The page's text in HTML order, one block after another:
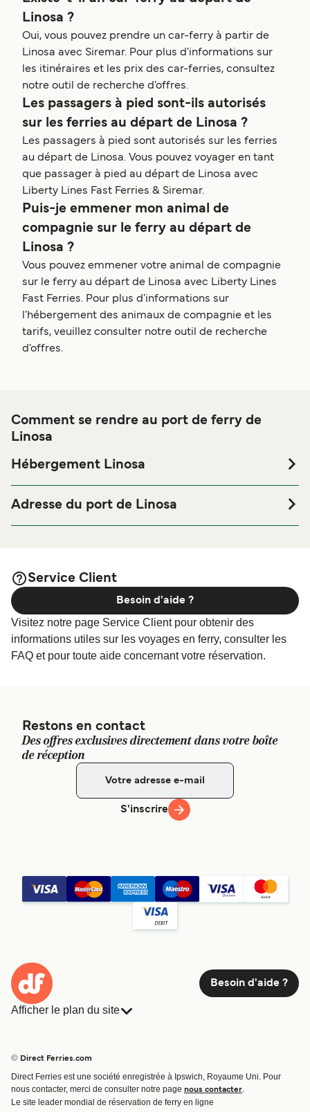
Linosa ?
Oui, vous pouvez prendre un car-ferry à partir de
Linosa avec Siremar. Pour plus d'informations sur
les itinéraires et les prix des car-ferries, consultez
notre outil de recherche d'offres.
Les passagers à pied sont-ils autorisés
sur les ferries au départ de Linosa ?
Les passagers à pied sont autorisés sur les ferries
au départ de Linosa. Vous pouvez voyager en tant
que passager à pied au départ de Linosa avec
Liberty Lines Fast Ferries & Siremar.
Puis-je emmener mon animal de
compagnie sur le ferry au départ de
Linosa ?
Vous pouvez emmener votre animal de compagnie
sur le ferry au départ de Linosa avec Liberty Lines
Fast Ferries. Pour plus d'informations sur
l'hébergement des animaux de compagnie et les
tarifs, veuillez consulter notre outil de recherche
d'offres.
Comment se rendre au port de ferry de
Linosa
Hébergement Linosa
ou à proximité, avant ou après votre voyage ou si vous
êtes à la recherche de logements pour votre séjour, merci
Adresse du port de Linosa
Service Client
Visitez notre page Service Client pour obtenir des
informations utiles sur les voyages en ferry, consulter les
FAQ et pour toute aide concernant votre réservation.
Besoin d'aide ?
Restons en contact
Des offres exclusives directement dans votre boîte
de réception
S'inscrire
Besoin d'aide ?
Afficher le plan du site
Traversées et ports
Billet de bateau
© Direct Ferries.com
Direct Ferries est une société enregistrée à Ipswich, Royaume Uni. Pour
nous contacter, merci de consulter notre page nous contacter
Le site leader mondial de réservation de ferry en ligne